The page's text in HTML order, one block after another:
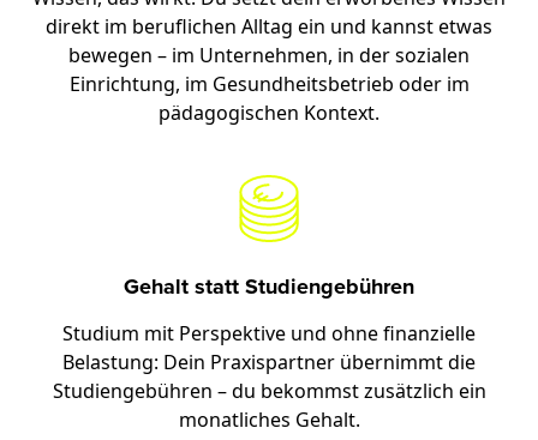
direkt im beruflichen Alltag ein und kannst etwas
bewegen – im Unternehmen, in der sozialen
Einrichtung, im Gesundheitsbetrieb oder im
pädagogischen Kontext.
Gehalt statt Studiengebühren
Studium mit Perspektive und ohne finanzielle
Belastung: Dein Praxispartner übernimmt die
Studiengebühren – du bekommst zusätzlich ein
monatliches Gehalt.